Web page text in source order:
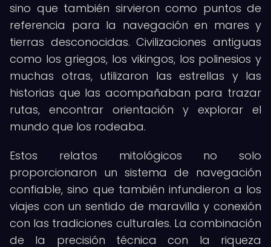
sino que también sirvieron como puntos de
referencia para la navegación en mares y
tierras desconocidas. Civilizaciones antiguas
como los griegos, los vikingos, los polinesios y
muchas otras, utilizaron las estrellas y las
historias que las acompañaban para trazar
rutas, encontrar orientación y explorar el
mundo que los rodeaba.
Estos relatos mitológicos no solo
proporcionaron un sistema de navegación
confiable, sino que también infundieron a los
viajes con un sentido de maravilla y conexión
con las tradiciones culturales. La combinación
de la precisión técnica con la riqueza